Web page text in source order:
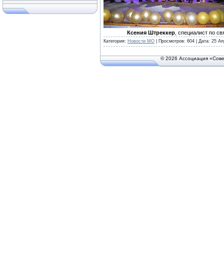
Ксения Штреккер , специалист по
Категория: Новости МО | Просмотров: 604 | Дата: 25
© 2026 Ассоциация